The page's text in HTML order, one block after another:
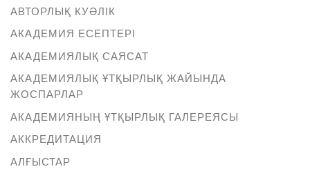
АВТОРЛЫҚ КУӘЛІК
АКАДЕМИЯ ЕСЕПТЕРІ
АКАДЕМИЯЛЫҚ САЯСАТ
АКАДЕМИЯЛЫҚ ҰТҚЫРЛЫҚ ЖАЙЫНДА
ЖОСПАРЛАР
АКАДЕМИЯНЫҢ ҰТҚЫРЛЫҚ ГАЛЕРЕЯСЫ
АККРЕДИТАЦИЯ
АЛҒЫСТАР